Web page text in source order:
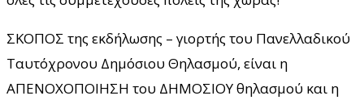
ΣΚΟΠΟΣ της εκδήλωσης – γιορτής του Πανελλαδικού
Ταυτόχρονου Δημόσιου Θηλασμού, είναι η
ΑΠΕΝΟΧΟΠΟΙΗΣΗ του ΔΗΜΟΣΙΟΥ θηλασμού και η